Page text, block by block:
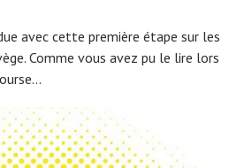
avec cette première étape sur les
Comme vous avez pu le lire lors